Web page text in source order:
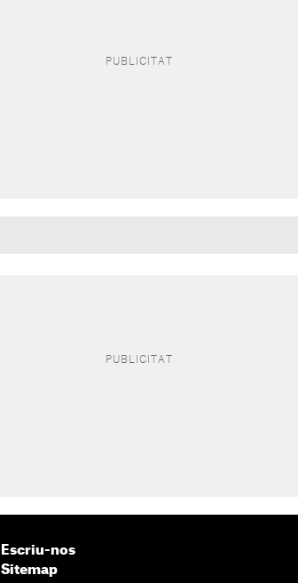
Escriu-nos
Sitemap